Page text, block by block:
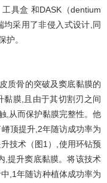
具盒 和DASK（dentium
采用了非侵入式设计,同
护。
质骨的突破及窦底黏膜的
黏膜,且由于其切割刃之间
,从而保护黏膜完整性。他
顶提升,2年随访成功率为
技术（ 图1 ）,使用环钻预
,提升窦底黏膜。将该技术
,1年随访种植体成功率为